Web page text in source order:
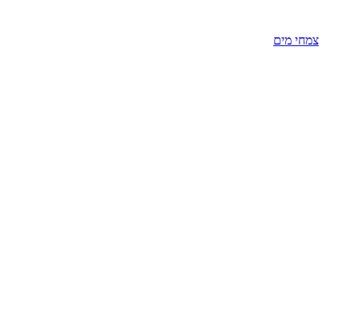
צמחי מים